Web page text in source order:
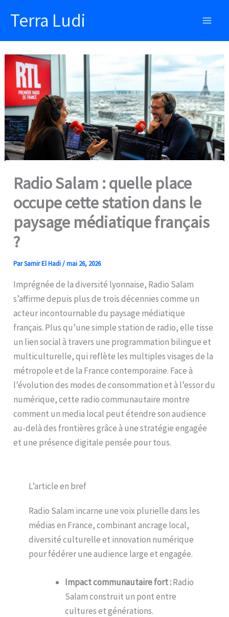
Terra Ludi
Radio Salam : quelle place
occupe cette station dans le
paysage médiatique français
?
ParSamir El Hadi/mai 26, 2026
Imprégnée de la diversité lyonnaise, Radio Salam
s’affirme depuis plus de trois décennies comme un
acteur incontournable du paysage médiatique
français. Plus qu’une simple station de radio, elle tisse
un lien social à travers une programmation bilingue et
multiculturelle, qui reflète les multiples visages de la
métropole et de la France contemporaine. Face à
l’évolution des modes de consommation et à l’essor du
numérique, cette radio communautaire montre
comment un media local peut étendre son audience
au-delà des frontières grâce à une stratégie engagée
et une présence digitale pensée pour tous.
L’article en bref
Radio Salam incarne une voix plurielle dans les
médias en France, combinant ancrage local,
diversité culturelle et innovation numérique
pour fédérer une audience large et engagée.
Impact communautaire fort :Radio
Salam construit un pont entre
cultures et générations.